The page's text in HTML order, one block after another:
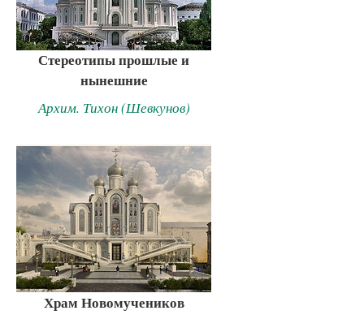
Стереотипы прошлые и
нынешние
Архим. Тихон (Шевкунов)
Храм Новомучеников